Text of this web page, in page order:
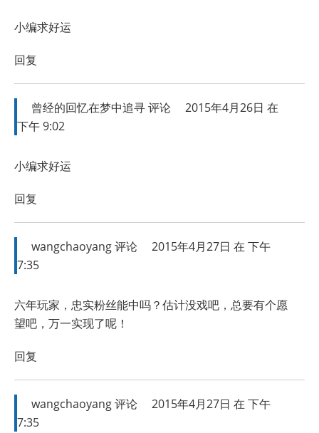
小编求好运
回复
曾经的回忆在梦中追寻评论
2015年4月26日 在
下午 9:02
小编求好运
回复
wangchaoyang评论
2015年4月27日 在 下午
7:35
六年玩家，忠实粉丝能中吗？估计没戏吧，总要有个愿
望吧，万一实现了呢！
回复
wangchaoyang评论
2015年4月27日 在 下午
7:35